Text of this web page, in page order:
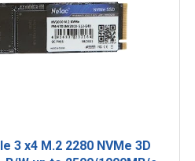
3 x4 M.2 2280 NVMe 3D